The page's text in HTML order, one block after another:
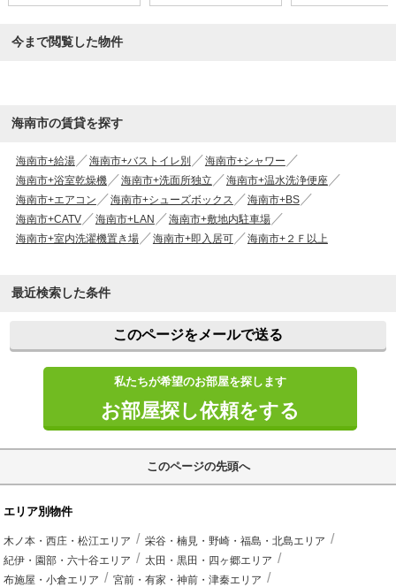
今まで閲覧した物件
海南市の賃貸を探す
海南市+給湯 海南市+バストイレ別
海南市+シャワー
海南市+浴室乾燥機
海南市+洗面所独立
海南市+温水洗浄便座
海南市+エアコン
海南市+シューズボックス
海南市+BS
海南市+CATV
海南市+LAN
海南市+敷地内駐車場
海南市+室内洗濯機置き場
海南市+即入居可 海南市+２Ｆ以上
最近検索した条件
このページをメールで送る
私たちが希望のお部屋を探します
お部屋探し依頼をする
このページの先頭へ
エリア別物件
木ノ本・西庄・松江エリア
栄谷・楠見・野崎・福島・北島エリア
紀伊・園部・六十谷エリア
太田・黒田・四ヶ郷エリア
布施屋・小倉エリア
宮前・有家・神前・津秦エリア